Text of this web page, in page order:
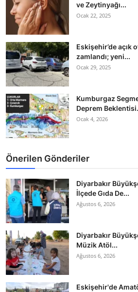
ve Zeytinyağı...
Ocak 22, 2025
Eskişehir’de açık
zamlandı; yeni...
Ocak 29, 2025
Kumburgaz
Deprem
Ocak 4, 2026
Önerilen Gönderiler
Diyarbakır
İlçede Gıda De...
Ağustos 6, 2026
Diyarbakır
Müzik Atöl...
Ağustos 6, 2026
Eskişehir'de